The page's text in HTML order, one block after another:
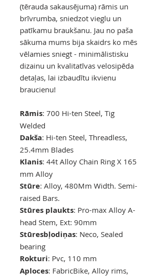
(tērauda sakausējuma) rāmis un
brīvrumba, sniedzot vieglu un
patīkamu braukšanu. Jau no paša
sākuma mums bija skaidrs ko mēs
vēlamies sniegt - minimālistisku
dizainu un kvalitatīvas velosipēda
detaļas, lai izbaudītu ikvienu
braucienu!
Rāmis: 700 Hi-ten Steel, Tig
Welded
Dakša: Hi-ten Steel, Threadless,
25.4mm Blades
Klanis: 44t Alloy Chain Ring X 165
mm Alloy
Stūre: Alloy, 480Mm Width. Semi-
raised Bars.
Stūres plaukts: Pro-max Alloy A-
head Stem, Ext: 90mm
Stūresbļodiņas: Neco, Sealed
bearing
Rokturi: Pvc, 110 mm
Aploces: FabricBike, Alloy rims,